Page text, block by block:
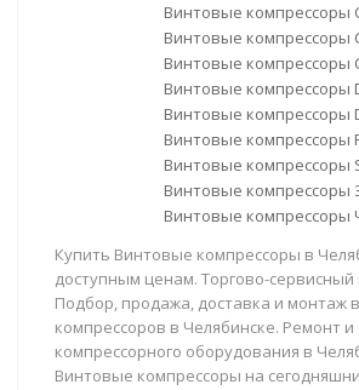
Винтовые компрессоры
Винтовые компрессоры
Винтовые компрессоры
Винтовые компрессоры
Винтовые компрессоры
Винтовые компрессоры
Винтовые компрессоры
Винтовые компрессоры
Винтовые компрессоры
Купить Винтовые компрессоры в
доступным ценам. Торгово-
Подбор, продажа, доставка и монтаж
компрессоров в Челябинске. Ремонт и
компрессорного оборудования в
Винтовые компрессоры на